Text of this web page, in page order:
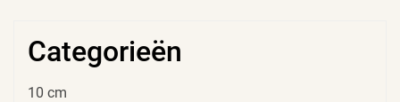
Categorieën
10 cm